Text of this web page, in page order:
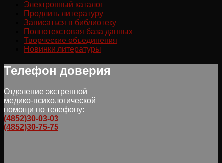
Электронный каталог
Продлить литературу
Записаться в библиотеку
Полнотекстовая база данных
Творческие объединения
Новинки литературы
Телефон доверия
Отделение экстренной
медико-психологической
помощи по телефону:
(4852)30-03-03
(4852)30-75-75